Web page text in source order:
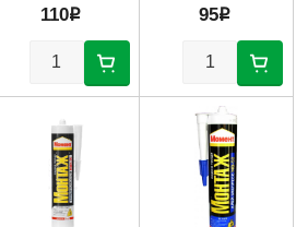
110p 95p